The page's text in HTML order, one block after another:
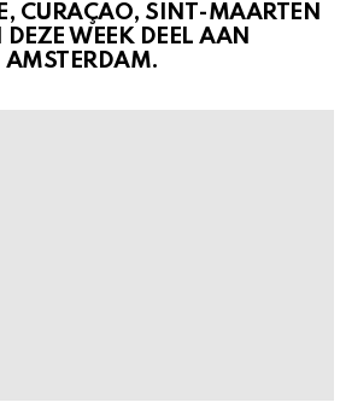
CURAÇAO, SINT-MAARTEN
WEEK DEEL AAN